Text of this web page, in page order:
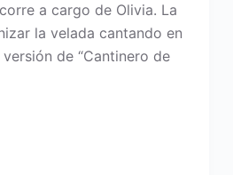
a cargo de Olivia. La
la velada cantando en
de “Cantinero de